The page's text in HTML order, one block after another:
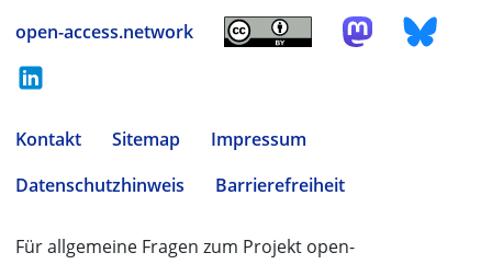
open-access.network
Kontakt Sitemap
Impressum
Datenschutzhinweis
Barrierefreiheit
Für allgemeine Fragen zum Projekt open-